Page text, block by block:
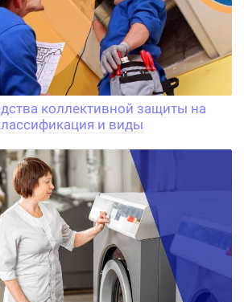
коллективной защиты на
и виды